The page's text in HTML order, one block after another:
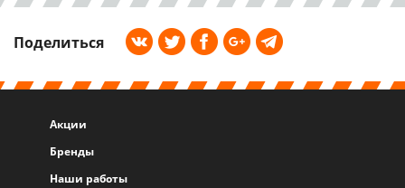
Поделиться
Акции
Бренды
Наши работы